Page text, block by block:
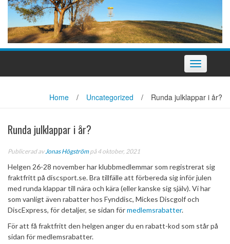
Slå
på/av
navigering
Home / Uncategorized / Runda julklappar i år?
Runda julklappar i år?
Publicerad av Jonas Högströmpå 4 oktober, 2021
Helgen 26-28 november har klubbmedlemmar som registrerat sig
fraktfritt på discsport.se. Bra tillfälle att förbereda sig inför julen
med runda klappar till nära och kära (eller kanske sig själv). Vi har
som vanligt även rabatter hos Fynddisc, Mickes Discgolf och
DiscExpress, för detaljer, se sidan förmedlemsrabatter.
För att få fraktfritt den helgen anger du en rabatt-kod som står på
sidan för medlemsrabatter.